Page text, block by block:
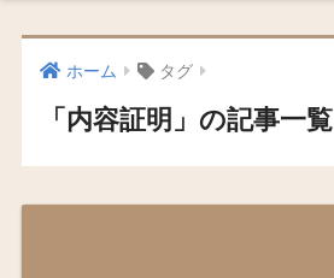
ホーム タグ
「内容証明」の記事一覧